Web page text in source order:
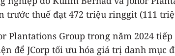
trước thuế đạt 472 triệu ringgit (111
Plantations Group trong năm 2024
để JCorp tối ưu hóa giá trị danh mục